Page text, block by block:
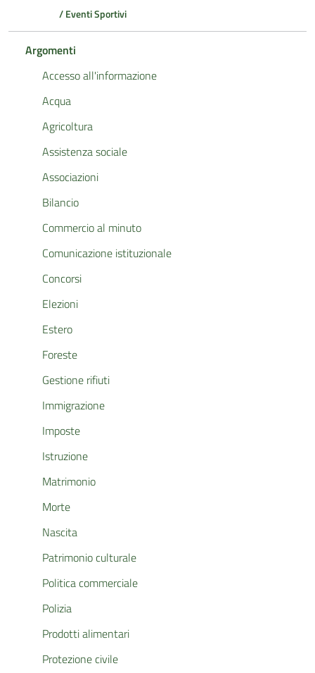
/ Eventi Sportivi
Argomenti
Accesso all'informazione
Acqua
Agricoltura
Assistenza sociale
Associazioni
Bilancio
Commercio al minuto
Comunicazione istituzionale
Concorsi
Elezioni
Estero
Foreste
Gestione rifiuti
Immigrazione
Imposte
Istruzione
Matrimonio
Morte
Nascita
Patrimonio culturale
Politica commerciale
Polizia
Prodotti alimentari
Protezione civile